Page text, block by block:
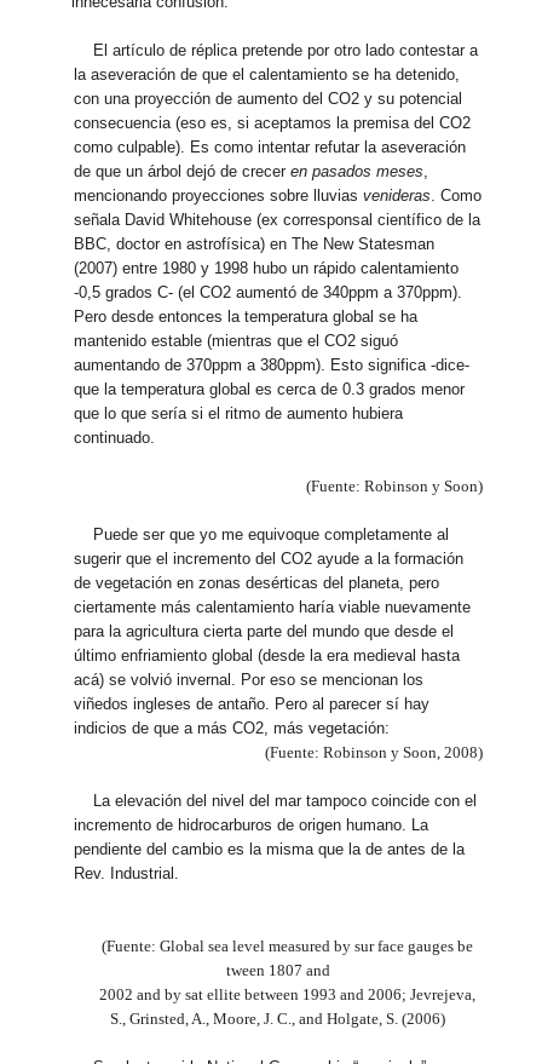
El artículo de réplica pretende por otro lado contestar a
la aseveración de que el calentamiento se ha detenido,
con una proyección de aumento del CO2 y su potencial
consecuencia (eso es, si aceptamos la premisa del CO2
como culpable). Es como intentar refutar la aseveración
de que un árbol dejó de creceren pasados meses,
mencionando proyecciones sobre lluviasvenideras. Como
señala David Whitehouse (ex corresponsal científico de la
BBC, doctor en astrofísica) en The New Statesman
(2007) entre 1980 y 1998 hubo un rápido calentamiento
-0,5 grados C- (el CO2 aumentó de 340ppm a 370ppm).
Pero desde entonces la temperatura global se ha
mantenido estable (mientras que el CO2 siguó
aumentando de 370ppm a 380ppm). Esto significa -dice-
que la temperatura global es cerca de 0.3 grados menor
que lo que sería si el ritmo de aumento hubiera
continuado.
(Fuente: Robinson y Soon)
Puede ser que yo me equivoque completamente al
sugerir que el incremento del CO2 ayude a la formación
de vegetación en zonas desérticas del planeta, pero
ciertamente más calentamiento haría viable nuevamente
para la agricultura cierta parte del mundo que desde el
último enfriamiento global (desde la era medieval hasta
acá) se volvió invernal. Por eso se mencionan los
viñedos ingleses de antaño. Pero al parecer sí hay
indicios de que a más CO2, más vegetación:
(Fuente: Robinson y Soon, 2008)
La elevación del nivel del mar tampoco coincide con el
incremento de hidrocarburos de origen humano. La
pendiente del cambio es la misma que la de antes de la
Rev. Industrial.
(Fuente: Global sea level measured by sur face gauges be
tween 1807 and
2002 and by sat ellite between 1993 and 2006; Jevrejeva,
S., Grinsted, A., Moore, J. C., and Holgate, S. (2006)